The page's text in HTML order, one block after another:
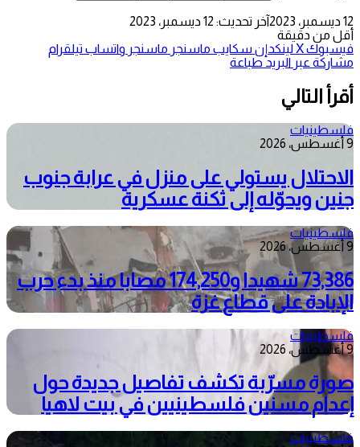
12 ديسمبر، 2023
آخر تحديث: 12 ديسمبر، 2023
أقل من دقيقة
فيسبوك‫Xلينكدإن سكايب ماسنجر ماسنجر واتساب تيلقرام
مشاركة عبر البريد طباعة
أقرأ التالي
فلسطينيات
9 أغسطس، 2026
الاحتلال يستولي على منزل في عرابة جنوب
جنين ويحوّله إلى ثكنة عسكرية
فلسطينيات
9 أغسطس، 2026
73,386 شهيدا و174,250 مصابا منذ بدء حرب
الإبادة على قطاع غزة
فلسطينيات
9 أغسطس، 2026
صورة مسرّبة تكشف تفاصيل جديدة حول
إعدام مسنين فلسطينيين في بيت لاهيا
فلسطينيات